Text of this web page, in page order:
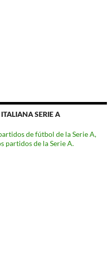
SERIE A
de fútbol de la Serie A,
partidos de la Serie A.